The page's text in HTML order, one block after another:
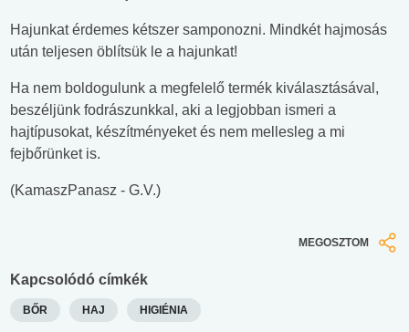
Hajunkat érdemes kétszer samponozni. Mindkét hajmosás
után teljesen öblítsük le a hajunkat!
Ha nem boldogulunk a megfelelő termék kiválasztásával,
beszéljünk fodrászunkkal, aki a legjobban ismeri a
hajtípusokat, készítményeket és nem mellesleg a mi
fejbőrünket is.
(KamaszPanasz - G.V.)
MEGOSZTOM
Kapcsolódó címkék
BŐR HAJ HIGIÉNIA